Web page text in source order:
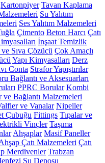
Kartonpiyer Tavan Kaplama
Su Yalıtım
Ses Yalıtım Malzemeleri
Çimento Beton Harcı Çatı
İnşaat Temizlik
Sıva Çözücü Çok Amaçlı
Yapı Kimyasalları Derz
Conta Strafor Yapıştırılar
Bağlantı ve Aksesuarları
PPRC Borular Kombi
ve Bağlantı Malzemeleri
ve Vanalar Nipeller
Çubuğu Fittings Tıpalar ve
Vinçler Taşıma
Ahşaplar Masif Paneller
Çatı Malzemeleri Çatı
Merdivenler Trabzan
Su Deposu